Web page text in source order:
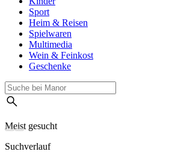
Sport
Heim & Reisen
Spielwaren
Multimedia
Wein & Feinkost
Geschenke
Meist gesucht
Suchverlauf